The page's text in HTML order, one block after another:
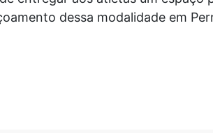
dessa modalidade em